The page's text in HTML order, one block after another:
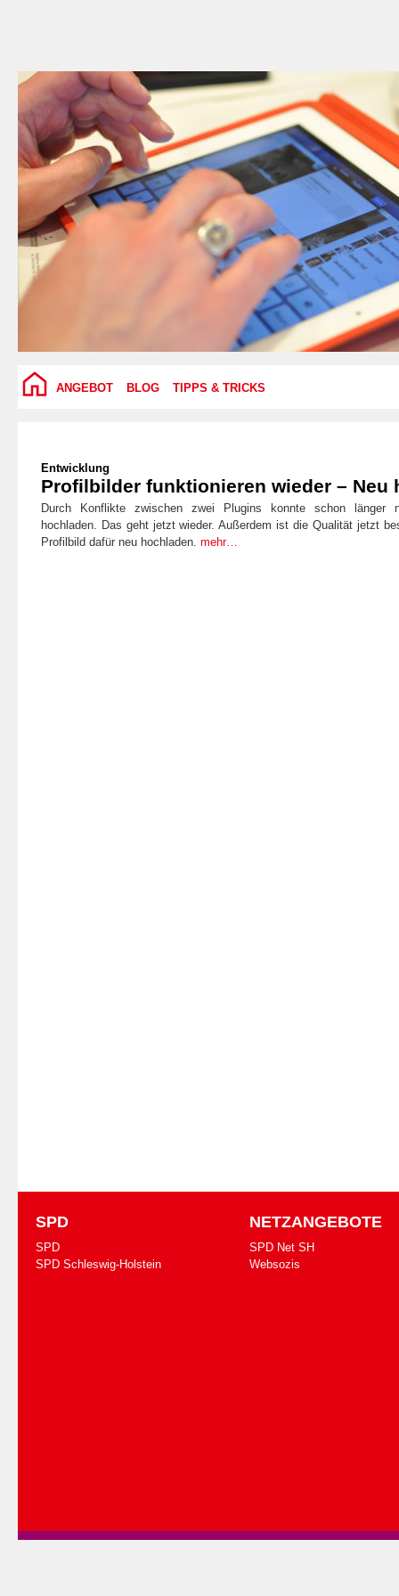
ANGEBOT BLOG TIPPS & TRICKS
Entwicklung
Profilbilder funktionieren wieder – Neu
Durch Konflikte zwischen zwei Plugins konnte schon länger
hochladen. Das geht jetzt wieder. Außerdem ist die Qualität jetzt
Profilbild dafür neu hochladen. mehr…
SPD
SPD
SPD Schleswig-Holstein
NETZANGEBOTE
SPD Net SH
Websozis